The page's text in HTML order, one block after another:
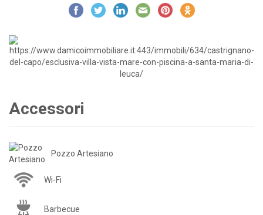
Accessori
Pozzo Artesiano
Wi-Fi
Barbecue